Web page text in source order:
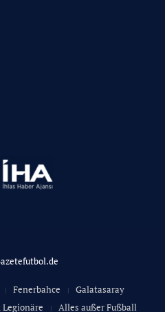
Fenerbahce
Galatasaray
Alles außer Fußball